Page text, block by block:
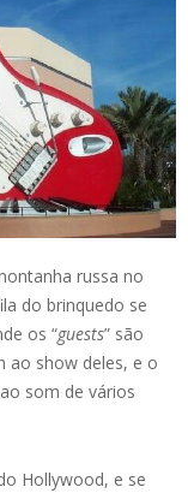
russa no
do brinquedo se
os “guests” são
ao show deles, e o
som de vários
Hollywood, e se